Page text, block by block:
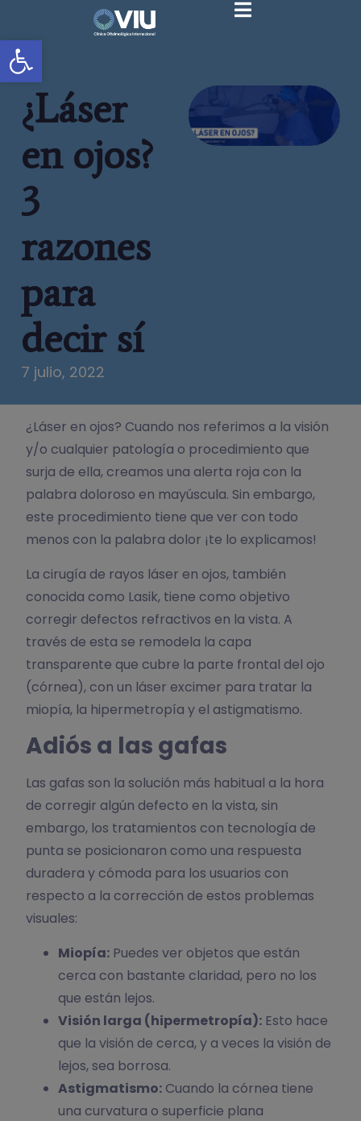
Abrir barra de herramientas
¿Láser
en ojos?
3
razones
para
decir sí
7 julio, 2022
¿Láser en ojos? Cuando nos referimos a la visión
y/o cualquier patología o procedimiento que
surja de ella, creamos una alerta roja con la
palabra doloroso en mayúscula. Sin embargo,
este procedimiento tiene que ver con todo
menos con la palabra dolor ¡te lo explicamos!
La cirugía de rayos láser en ojos, también
conocida como Lasik, tiene como objetivo
corregir defectos refractivos en la vista. A
través de esta se remodela la capa
transparente que cubre la parte frontal del ojo
(córnea), con un láser excimer para tratar la
miopía, la hipermetropía y el astigmatismo.
Adiós a las gafas
Las gafas son la solución más habitual a la hora
de corregir algún defecto en la vista, sin
embargo, los tratamientos con tecnología de
punta se posicionaron como una respuesta
duradera y cómoda para los usuarios con
respecto a la corrección de estos problemas
visuales:
Miopía: Puedes ver objetos que están
cerca con bastante claridad, pero no los
que están lejos.
Visión larga (hipermetropía): Esto hace
que la visión de cerca, y a veces la visión de
lejos, sea borrosa.
Astigmatismo: Cuando la córnea tiene
una curvatura o superficie plana